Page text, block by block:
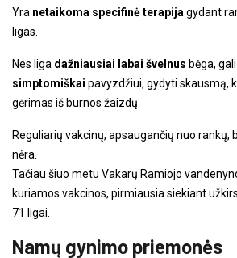
Yra netaikoma specifinė terapija gydant
ligas.
Nes liga dažniausiai labai švelnus bėga,
simptomiškai pavyzdžiui, gydyti skausmą,
gėrimas iš burnos žaizdų.
Reguliarių vakcinų, apsaugančių nuo rankų,
nėra.
Tačiau šiuo metu Vakarų Ramiojo
kuriamos vakcinos, pirmiausia siekiant
71 ligai.
Namų gynimo priemonės